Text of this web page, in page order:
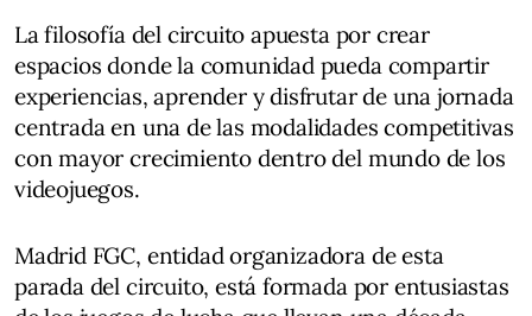
La filosofía del circuito apuesta por crear
espacios donde la comunidad pueda compartir
experiencias, aprender y disfrutar de una jornada
centrada en una de las modalidades competitivas
con mayor crecimiento dentro del mundo de los
videojuegos.
Madrid FGC, entidad organizadora de esta
parada del circuito, está formada por entusiastas